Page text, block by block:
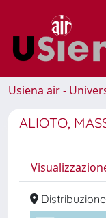
Usiena air -
ALIOTO,